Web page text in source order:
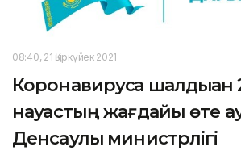
08:40, 21 Қыркүйек 2021
Коронавирусқа шалдыққан
науқастың жағдайы өте
Денсаулық министрлігі